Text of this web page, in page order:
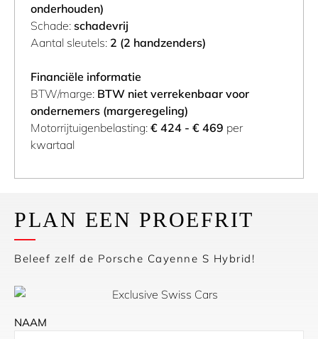
onderhouden)
Schade: schadevrij
Aantal sleutels: 2 (2 handzenders)
Financiële informatie
BTW/marge: BTW niet verrekenbaar voor
ondernemers (margeregeling)
Motorrijtuigenbelasting: € 424 - € 469 per
kwartaal
PLAN EEN PROEFRIT
Beleef zelf de Porsche Cayenne S Hybrid!
NAAM